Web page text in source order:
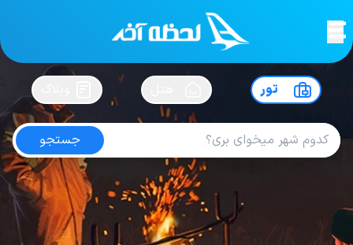
لحظه آخرسفرت رو بساز !
تور
جستجو
تور یونان
4.1 از5| از1191 کاربر
لحظه آخر تور یونان